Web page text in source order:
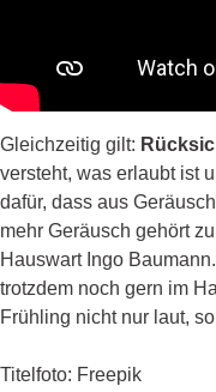
Gleichzeitig gilt:
versteht, was erlaubt ist
dafür, dass aus
mehr Geräusch gehört
Hauswart Ingo
trotzdem noch gern im
Frühling nicht nur laut,
Titelfoto: Freepik